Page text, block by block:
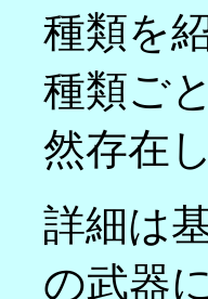
種類を
種類ご
然存在
詳細は
の武器